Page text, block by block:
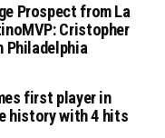
Prospect from La
Cristopher
Philadelphia
first player in
history with 4 hits